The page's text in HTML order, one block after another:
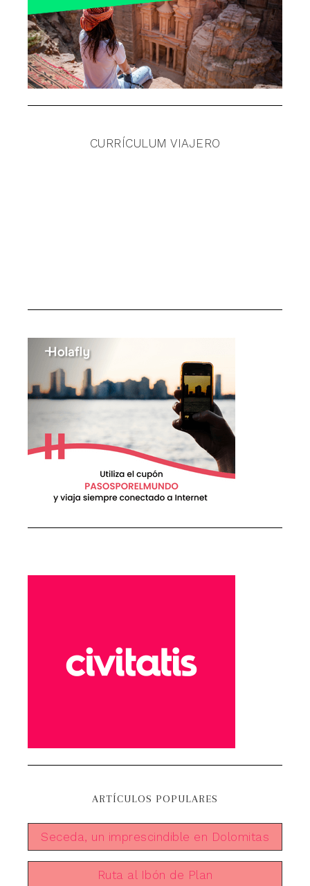
CURRÍCULUM VIAJERO
ARTÍCULOS POPULARES
Seceda, un imprescindible en Dolomitas
Ruta al Ibón de Plan